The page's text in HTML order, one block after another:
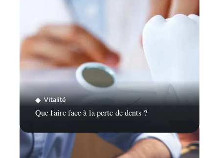
Vitalité
Que faire face à la perte de dents ?